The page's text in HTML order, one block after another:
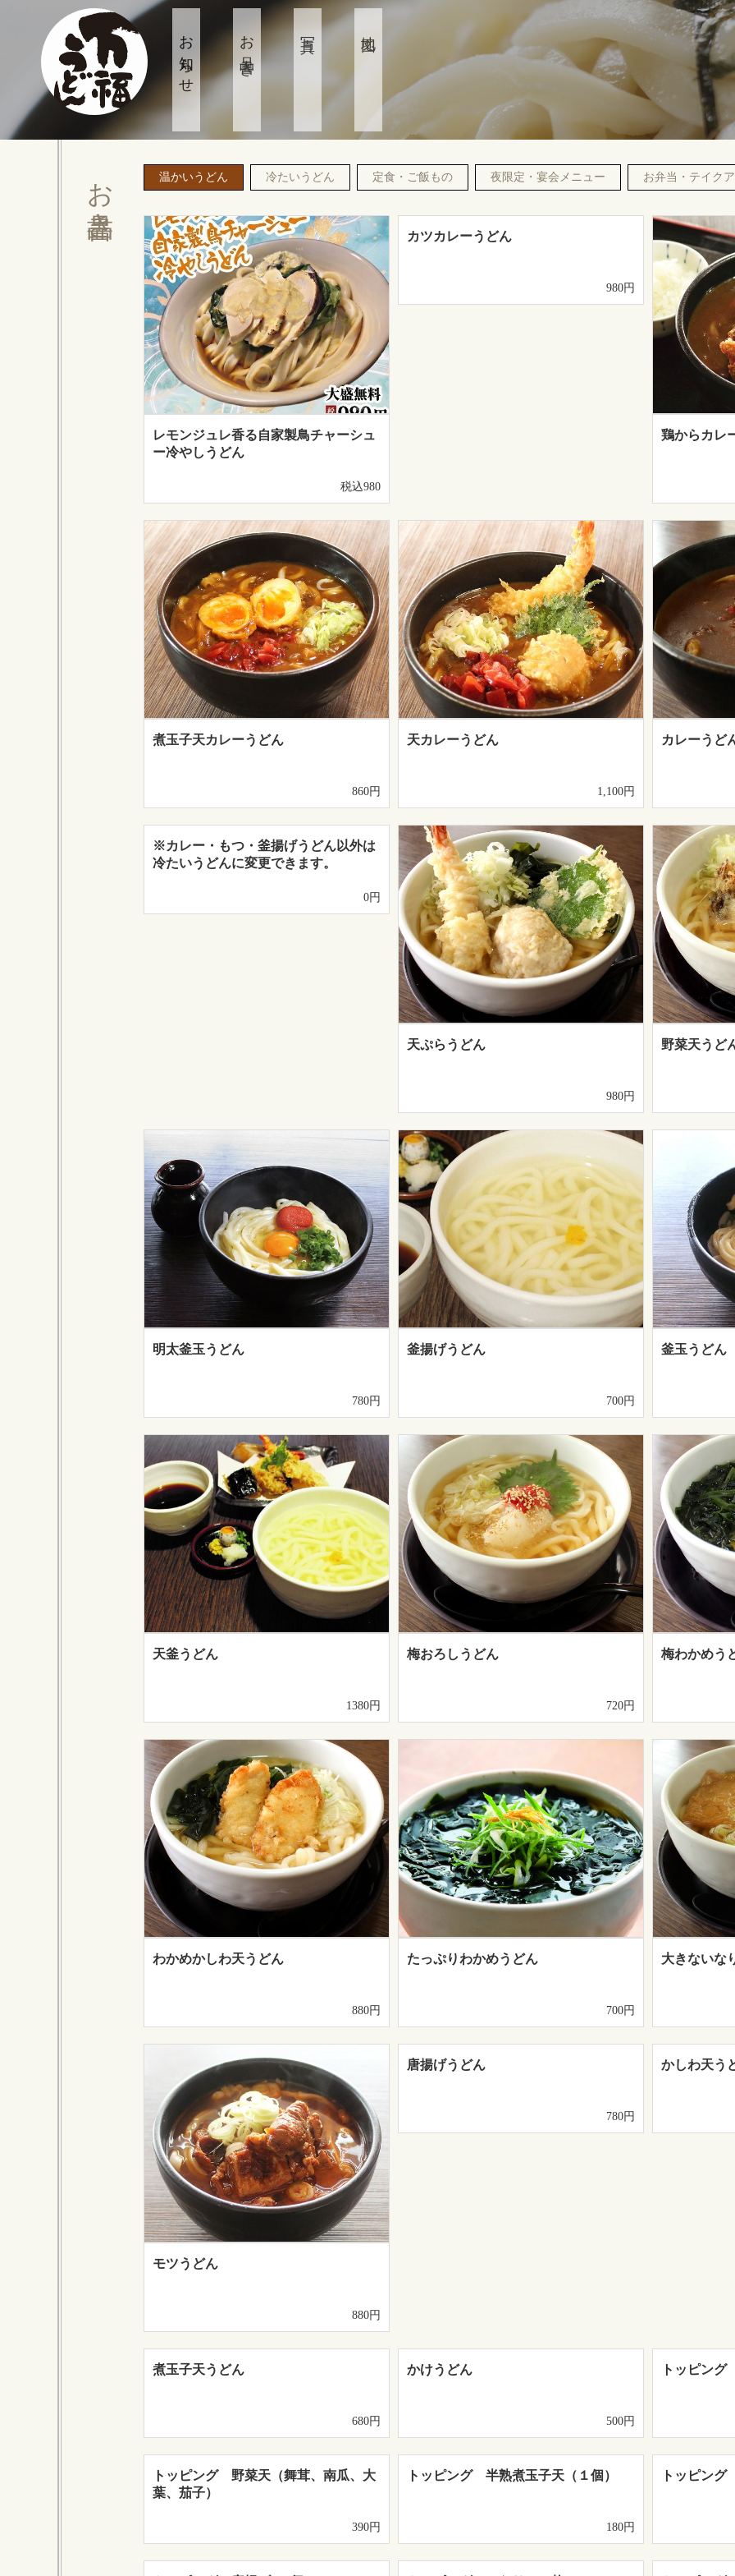
お知らせ お品書き
お品書き 温かいうどん 冷たいうどん 定食・ご飯もの 夜限定・宴会メニュー お弁当・テイク
レモンジュレ香る自家製鳥チャーシュ
ー冷やしうどん
税込980
カツカレーうどん
980円
鶏からカレ
煮玉子天カレーうどん
860円
天カレーうどん
1,100円
カレーうど
※カレー・もつ・釜揚げうどん以外は
冷たいうどんに変更できます。
0円
天ぷらうどん
980円
野菜天うど
明太釜玉うどん
780円
釜揚げうどん
700円
釜玉うどん
天釜うどん
1380円
梅おろしうどん
720円
梅わかめう
わかめかしわ天うどん
880円
たっぷりわかめうどん
700円
大きないな
モツうどん
880円
唐揚げうどん
780円
かしわ天う
煮玉子天うどん
680円
かけうどん
500円
トッピン
トッピング 野菜天（舞茸、南瓜、大
葉、茄子）
390円
トッピング 半熟煮玉子天（１個）
180円
トッピン